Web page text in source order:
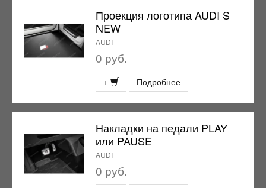
Проекция логотипа AUDI S
NEW
AUDI
0 руб.
+ Подробнее
Накладки на педали PLAY
или PAUSE
AUDI
0 руб.